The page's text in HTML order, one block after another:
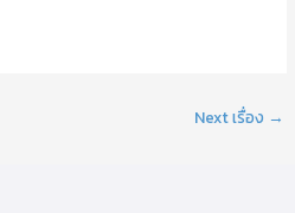
Next เรื่อง →